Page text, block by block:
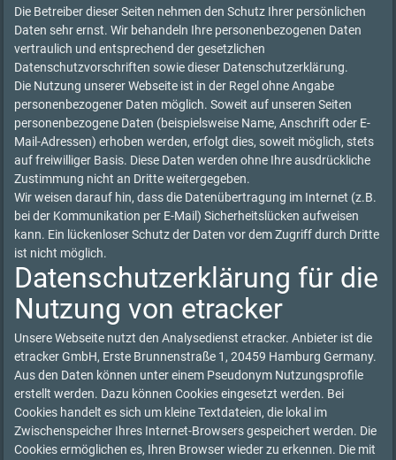
Die Betreiber dieser Seiten nehmen den Schutz Ihrer persönlichen
Daten sehr ernst. Wir behandeln Ihre personenbezogenen Daten
vertraulich und entsprechend der gesetzlichen
Datenschutzvorschriften sowie dieser Datenschutzerklärung.
Die Nutzung unserer Webseite ist in der Regel ohne Angabe
personenbezogener Daten möglich. Soweit auf unseren Seiten
personenbezogene Daten (beispielsweise Name, Anschrift oder E-
Mail-Adressen) erhoben werden, erfolgt dies, soweit möglich, stets
auf freiwilliger Basis. Diese Daten werden ohne Ihre ausdrückliche
Zustimmung nicht an Dritte weitergegeben.
Wir weisen darauf hin, dass die Datenübertragung im Internet (z.B.
bei der Kommunikation per E-Mail) Sicherheitslücken aufweisen
kann. Ein lückenloser Schutz der Daten vor dem Zugriff durch Dritte
ist nicht möglich.
Datenschutzerklärung für die
Nutzung von etracker
Unsere Webseite nutzt den Analysedienst etracker. Anbieter ist die
etracker GmbH, Erste Brunnenstraße 1, 20459 Hamburg Germany.
Aus den Daten können unter einem Pseudonym Nutzungsprofile
erstellt werden. Dazu können Cookies eingesetzt werden. Bei
Cookies handelt es sich um kleine Textdateien, die lokal im
Zwischenspeicher Ihres Internet-Browsers gespeichert werden. Die
Cookies ermöglichen es, Ihren Browser wieder zu erkennen. Die mit